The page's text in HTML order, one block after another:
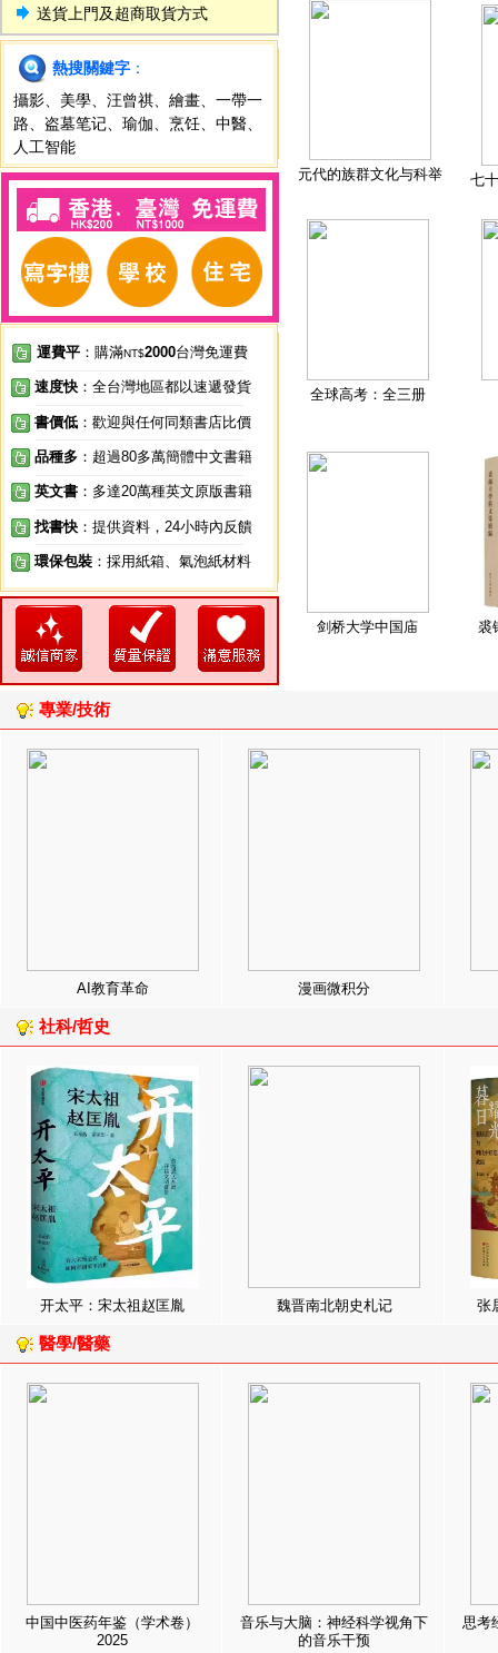
送貨上門及超商取貨方式
熱搜關鍵字 ：
攝影
美學 汪曾祺 繪畫
一帶一
路
盗墓笔记 瑜伽 烹饪 中醫
人工智能
運費平 ：購滿NT$2000台灣免運費
速度快 ：全台灣地區都以速遞發貨
書價低 ：歡迎與任何同類書店比價
品種多 ：超過80多萬簡體中文書籍
英文書 ：多達20萬種英文原版書籍
找書快 ：提供資料，24小時內反饋
環保包裝 ：採用紙箱、氣泡紙材料
元代的族群文化与科举 七
全球高考：全三册
剑桥大学中国庙 裘
專業/技術
AI教育革命 漫画微积分
社科/哲史
开太平：宋太祖赵匡胤 魏晋南北朝史札记 张
醫學/醫藥
中国中医药年鉴（学术卷）
2025
音乐与大脑：神经科学视角下
的音乐干预
思考